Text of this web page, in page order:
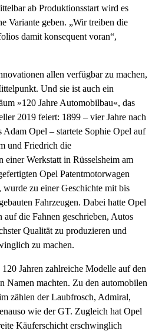
ab Produktionsstart wird es
Variante geben. „Wir treiben die
damit konsequent voran“,
allen verfügbar zu machen,
Und sie ist auch ein
»120 Jahre Automobilbau«, das
2019 feiert: 1899 – vier Jahre nach
Adam Opel – startete Sophie Opel auf
und Friedrich die
Werkstatt in Rüsselsheim am
Opel Patentmotorwagen
wurde zu einer Geschichte mit bis
Fahrzeugen. Dabei hatte Opel
die Fahnen geschrieben, Autos
Qualität zu produzieren und
zu machen.
Jahren zahlreiche Modelle auf den
Namen machten. Zu den automobilen
zählen der Laubfrosch, Admiral,
wie der GT. Zugleich hat Opel
Käuferschicht erschwinglich